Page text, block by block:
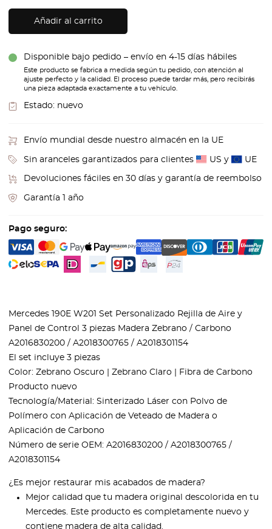
Añadir al carrito
Disponible bajo pedido – envío en 4-15 días hábiles
Este producto se fabrica a medida según tu pedido, con atención al
ajuste perfecto y la calidad. El proceso puede tardar más, pero recibirás
una pieza adaptada exactamente a tu vehículo.
Estado: nuevo
Envío mundial desde nuestro almacén en la UE
Sin aranceles garantizados para clientes US y UE
Devoluciones fáciles en 30 días y garantía de reembolso
Garantía 1 año
Pago seguro:
Mercedes 190E W201 Set Personalizado Rejilla de Aire y
Panel de Control 3 piezas Madera Zebrano / Carbono
A2016830200 / A2018300765 / A2018301154
El set incluye 3 piezas
Color: Zebrano Oscuro | Zebrano Claro | Fibra de Carbono
Producto nuevo
Tecnología/Material: Sinterizado Láser con Polvo de
Polímero con Aplicación de Veteado de Madera o
Aplicación de Carbono
Número de serie OEM: A2016830200 / A2018300765 /
A2018301154
¿Es mejor restaurar mis acabados de madera?
Mejor calidad que tu madera original descolorida en tu
Mercedes. Este producto es completamente nuevo y
contiene madera de alta calidad.